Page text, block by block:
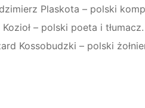
Plaskota – polski
Kozioł – polski poeta i tłumacz.
Kossobudzki – polski